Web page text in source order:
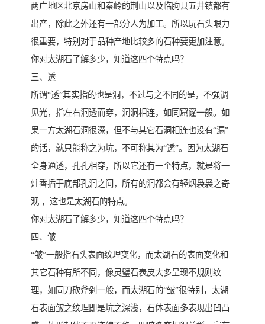
两广地区北京房山和秦岭的荆山以及临朐县五井镇都有
出产，除此之外还有一部分人为加工。所以玩石头眼力
很重要，特别对于品种产地比较多的石种要更加注意。
你对太湖石了解多少，知道这四个特点吗？
三、透
所谓“透”其实指的也是洞，不过与之不同的是，不强调
见光，指左右洞透而穿，洞洞相连，如同窟窿一般。如
果一方太湖石洞很深，但不与其它石洞相连也没有“漏”
的话，就只能称之为坑，不可称其为“透”。因为太湖石
全身通透，孔孔相穿，所以它还有一个特点，就是将一
炷香插于底部孔洞之间，所有的洞都会有轻烟袅袅之奇
观 ，这也是太湖石的特点。
你对太湖石了解多少，知道这四个特点吗？
四、皱
“皱”一般指石头表面纹理变化，而太湖石的表面变化和
其它石种有所不同，像灵璧石表皮大多呈现不规则纹
理，如同刀砍斧剁一般，而太湖石的“皱”很特别，太湖
石表面皱之纹理即是坑之深浅，石体表面多表现出凹凸